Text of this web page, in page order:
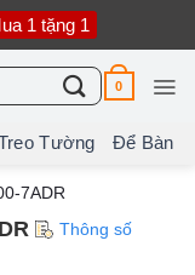
1 tặng 1
0
Tường Để Bàn
7ADR
Thông số